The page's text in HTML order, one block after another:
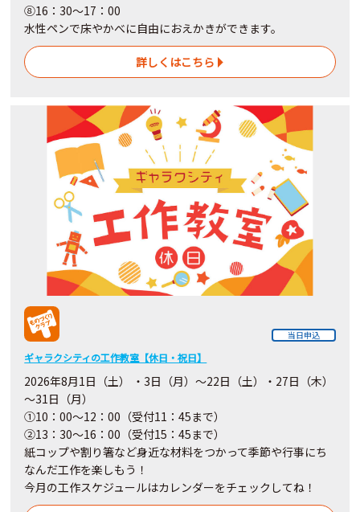
⑧16：30～17：00
水性ペンで床やかべに自由におえかきができます。
詳しくはこちら
当日申込
ギャラクシティの工作教室【休日・祝日】
2026年8月1日（土） ・3日（月）～22日（土）・27日（木）
～31日（月）
①10：00～12：00（受付11：45まで）
②13：30～16：00（受付15：45まで）
紙コップや割り箸など身近な材料をつかって季節や行事にち
なんだ工作を楽しもう！
今月の工作スケジュールはカレンダーをチェックしてね！